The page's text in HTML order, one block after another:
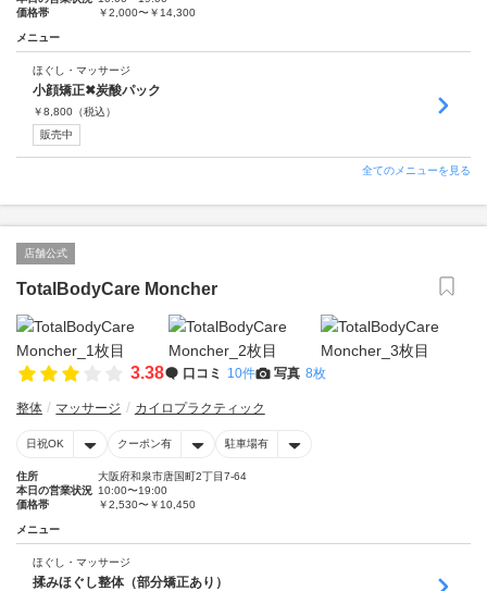
価格帯
￥2,000〜￥14,300
メニュー
ほぐし・マッサージ
小顔矯正✖︎炭酸パック
￥8,800 （税込）
販売中
全てのメニューを見る
店舗公式
TotalBodyCare Moncher
3.38 口コミ 10件 写真 8枚
整体 マッサージ カイロプラクティック
日祝OK クーポン有 駐車場有
住所
大阪府和泉市唐国町2丁目7-64
本日の営業状況 10:00〜19:00
価格帯
￥2,530〜￥10,450
メニュー
ほぐし・マッサージ
揉みほぐし整体（部分矯正あり）